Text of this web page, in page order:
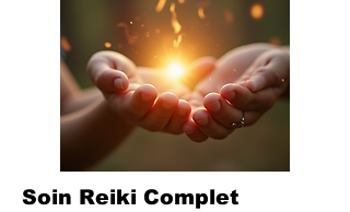
Soin Reiki Complet